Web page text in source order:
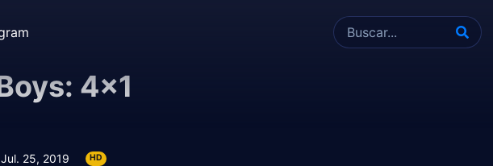
4×1
Jul. 25, 2019 HD